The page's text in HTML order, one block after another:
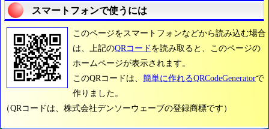
スマートフォンで使うには
このページをスマートフォンなどから読み込む場合
は、上記のQRコード を読み取ると、このページの
ホームページが表示されます。
このQRコードは、 簡単に作れるQRCodeGeneratorで
作りました。
（QRコードは、株式会社デンソーウェーブの登録商標です）